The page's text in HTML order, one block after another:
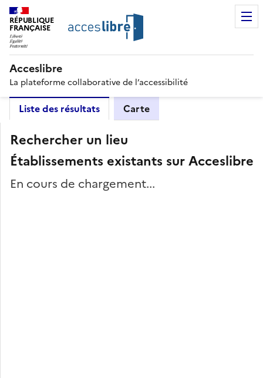
RÉPUBLIQUE
FRANÇAISE
Acceslibre
La plateforme collaborative de l’accessibilité
Liste des résultats Carte
Rechercher un lieu
Établissements existants sur Acceslibre
En cours de chargement...